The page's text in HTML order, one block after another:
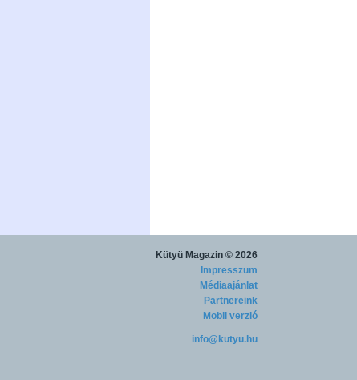
Kütyü Magazin © 2026
Impresszum
Médiaajánlat
Partnereink
Mobil verzió
info@kutyu.hu